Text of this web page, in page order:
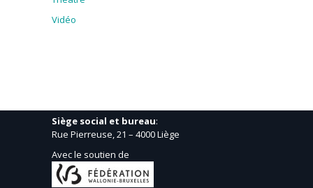
Vidéo
Siège social et bureau:
Rue Pierreuse, 21 – 4000 Liège
Avec le soutien de